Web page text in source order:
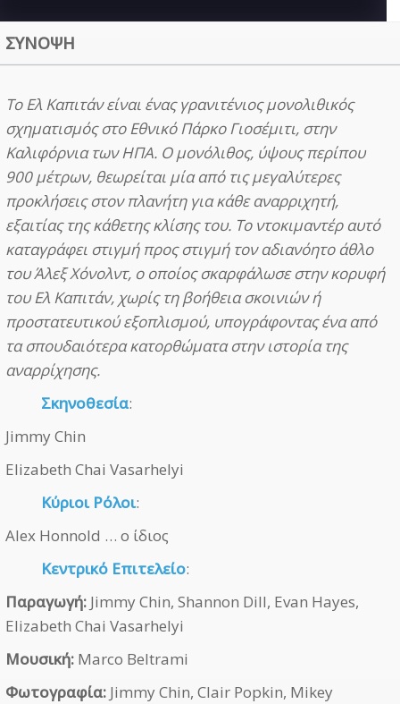
ΣΥΝΟΨΗ
To Ελ Καπιτάν είναι ένας γρανιτένιος μονολιθικός
σχηματισμός στο Εθνικό Πάρκο Γιοσέμιτι, στην
Καλιφόρνια των ΗΠΑ. Ο μονόλιθος, ύψους περίπου
900 μέτρων, θεωρείται μία από τις μεγαλύτερες
προκλήσεις στον πλανήτη για κάθε αναρριχητή,
εξαιτίας της κάθετης κλίσης του. Το ντοκιμαντέρ αυτό
καταγράφει στιγμή προς στιγμή τον αδιανόητο άθλο
του Άλεξ Χόνολντ, ο οποίος σκαρφάλωσε στην κορυφή
του Ελ Καπιτάν, χωρίς τη βοήθεια σκοινιών ή
προστατευτικού εξοπλισμού, υπογράφοντας ένα από
τα σπουδαιότερα κατορθώματα στην ιστορία της
αναρρίχησης.
Σκηνοθεσία:
Jimmy Chin
Elizabeth Chai Vasarhelyi
Κύριοι Ρόλοι:
Alex Honnold … ο ίδιος
Κεντρικό Επιτελείο:
Παραγωγή: Jimmy Chin, Shannon Dill, Evan Hayes,
Elizabeth Chai Vasarhelyi
Μουσική: Marco Beltrami
Φωτογραφία: Jimmy Chin, Clair Popkin, Mikey